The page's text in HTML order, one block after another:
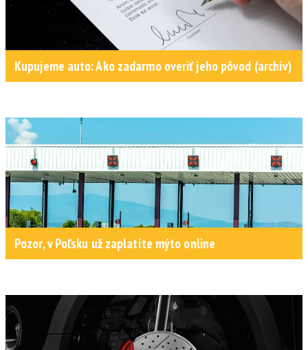
Kupujeme auto: Ako zadarmo overiť jeho pôvod (archív)
Pozor, v Poľsku už zaplatíte mýto online